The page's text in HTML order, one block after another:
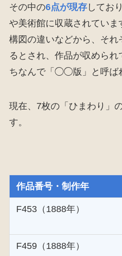
その中の6点が現存してお
や美術館に収蔵されていま
構図の違いなどから、それ
るとされ、作品が収めら
ちなんで「◯◯版」と呼ば
現在、7枚の「ひまわり」
す。
作品番号・制作年
F453（1888年）
F459（1888年）